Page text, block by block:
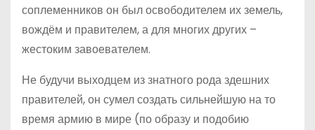
соплеменников он был освободителем их земель,
вождём и правителем, а для многих других –
жестоким завоевателем.
Не будучи выходцем из знатного рода здешних
правителей, он сумел создать сильнейшую на то
время армию в мире (по образу и подобию